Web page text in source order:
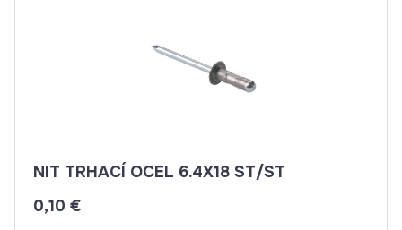
NIT TRHACÍ OCEL 6.4X18 ST/ST
0,10 €